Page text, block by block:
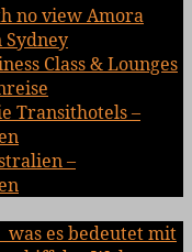
no view Amora
Sydney
Class & Lounges
Transithotels –
–
was es bedeutet mit